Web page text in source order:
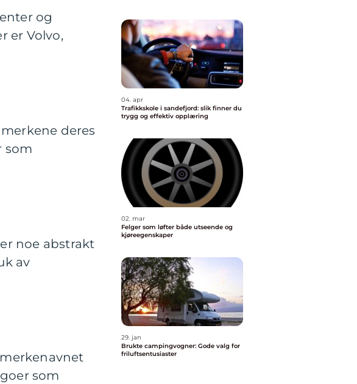
og
er Volvo,
deres
som
noe abstrakt
av
som
04. apr
Trafikkskole i sandefjord: slik finner du
trygg og effektiv opplæring
02. mar
Felger som løfter både utseende og
kjøreegenskaper
29. jan
Brukte campingvogner: Gode valg for
friluftsentusiaster